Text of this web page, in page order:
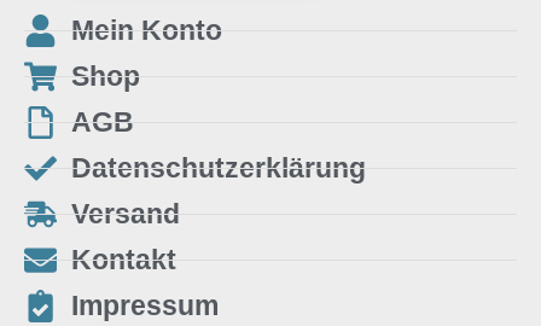
Mein Konto
Shop
AGB
Datenschutzerklärung
Versand
Kontakt
Impressum